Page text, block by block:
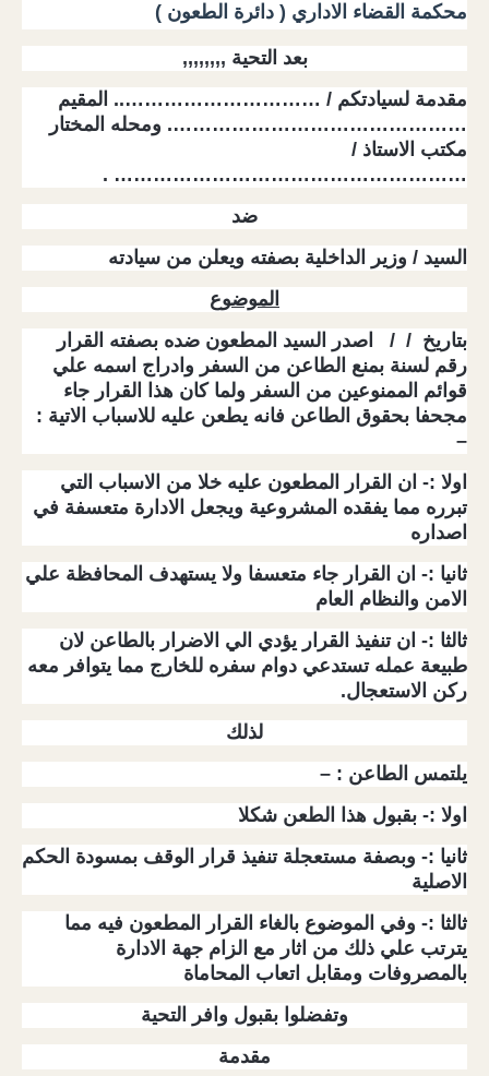
محكمة القضاء الاداري ( دائرة الطعون )
بعد التحية ,,,,,,,,
مقدمة لسيادتكم / ………………………….. المقيم
………………………………………. ومحله المختار
مكتب الاستاذ /
……………………………………………… .
ضد
السيد / وزير الداخلية بصفته ويعلن من سيادته
الموضوع
بتاريخ / / اصدر السيد المطعون ضده بصفته القرار
رقم لسنة بمنع الطاعن من السفر وادراج اسمه علي
قوائم الممنوعين من السفر ولما كان هذا القرار جاء
مجحفا بحقوق الطاعن فانه يطعن عليه للاسباب الاتية :
–
اولا :- ان القرار المطعون عليه خلا من الاسباب التي
تبرره مما يفقده المشروعية ويجعل الادارة متعسفة في
اصداره
ثانيا :- ان القرار جاء متعسفا ولا يستهدف المحافظة علي
الامن والنظام العام
ثالثا :- ان تنفيذ القرار يؤدي الي الاضرار بالطاعن لان
طبيعة عمله تستدعي دوام سفره للخارج مما يتوافر معه
ركن الاستعجال.
لذلك
يلتمس الطاعن : –
اولا :- بقبول هذا الطعن شكلا
ثانيا :- وبصفة مستعجلة تنفيذ قرار الوقف بمسودة الحكم
الاصلية
ثالثا :- وفي الموضوع بالغاء القرار المطعون فيه مما
يترتب علي ذلك من اثار مع الزام جهة الادارة
بالمصروفات ومقابل اتعاب المحاماة
وتفضلوا بقبول وافر التحية
مقدمة